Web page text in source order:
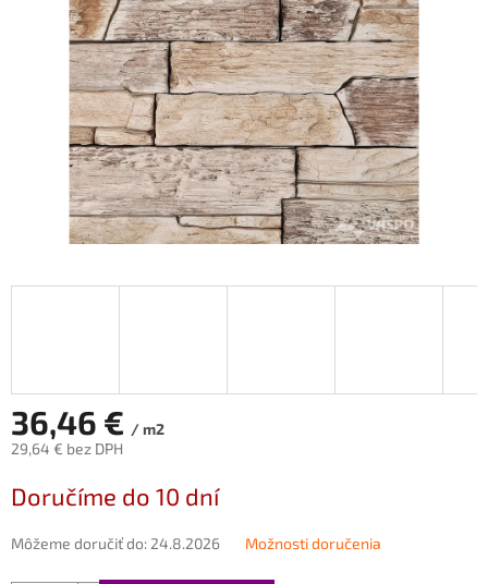
36,46 € / m2
29,64 € bez DPH
cena:
Doručíme do 10 dní
Môžeme doručiť do: 24.8.2026 Možnosti doručenia